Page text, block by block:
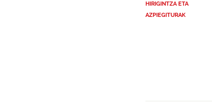
HIRIGINTZA ETA
AZPIEGITURAK